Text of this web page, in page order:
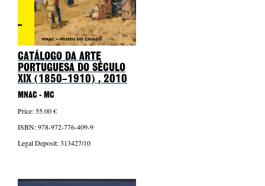
CATÁLOGO DA ARTE
PORTUGUESA DO SÉCULO
XIX (1850–1910) , 2010
MNAC - MC
Price: 55.00 €
ISBN: 978-972-776-409-9
Legal Deposit: 313427/10